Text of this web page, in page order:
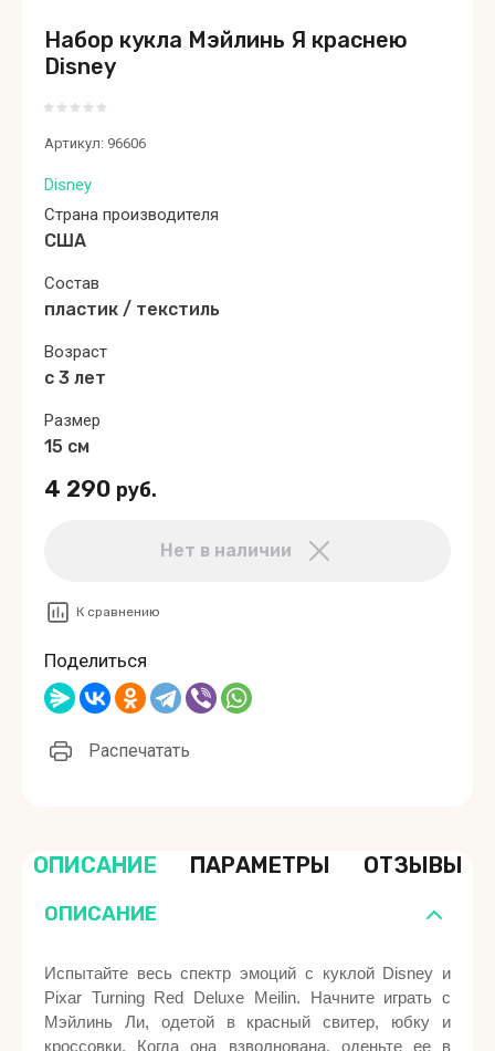
Набор кукла Мэйлинь Я краснею
Disney
Артикул: 96606
Disney
Страна производителя
США
Состав
пластик / текстиль
Возраст
с 3 лет
Размер
15 см
4 290 руб.
Нет в наличии
К сравнению
Поделиться
Распечатать
ОПИСАНИЕ ПАРАМЕТРЫ ОТЗЫВЫ
ОПИСАНИЕ
Испытайте весь спектр эмоций с куклой Disney и
Pixar Turning Red Deluxe Meilin. Начните играть с
Мэйлинь Ли, одетой в красный свитер, юбку и
кроссовки. Когда она взволнована, оденьте ее в